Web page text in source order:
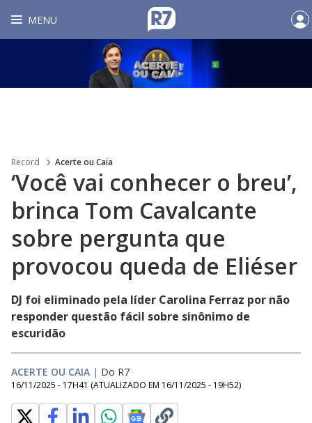
MENU
Record Acerte ou Caia
‘Você vai conhecer o breu’,
brinca Tom Cavalcante
sobre pergunta que
provocou queda de Eliéser
DJ foi eliminado pela líder Carolina Ferraz por não
responder questão fácil sobre sinônimo de
escuridão
ACERTE OU CAIA | Do R7
16/11/2025 - 17H41 (ATUALIZADO EM 16/11/2025 - 19H52)